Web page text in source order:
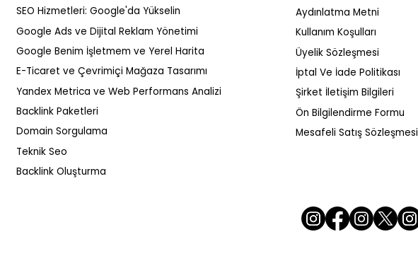
SEO Uyumlu Blog Yazısı
Yazmak İçin Adımlar
Google'da Üst Sıralara
Çıkmak İçin Uygulamanız
Gereken Yöntemler
SEO Hizmetleri: Google'da Yükselin
Google Ads ve Dijital Reklam Yönetimi
Google Benim İşletmem ve Yerel Harita
E-Ticaret ve Çevrimiçi Mağaza Tasarımı
Yandex Metrica ve Web Performans Analizi
Backlink Paketleri
Domain Sorgulama
Teknik Seo
Backlink Oluşturma
Aydınlatma Metni
Kullanım Koşulları
Üyelik Sözleşmesi
İptal Ve İade Politikası
Şirket İletişim Bilgileri
Ön Bilgilendirme Formu
Mesafeli Satış Sözleşmesi